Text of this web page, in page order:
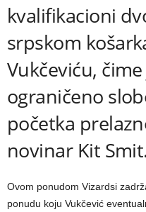
kvalifikacioni
srpskom
Vukčeviću,
ograničeno
početka
novinar Kit
Ovom ponudom Vizardsi
ponudu koju Vukčević